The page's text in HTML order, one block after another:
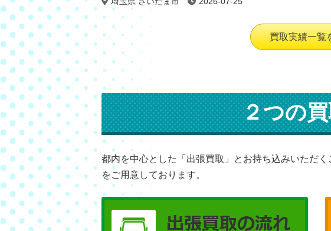
買取実績一覧
２つの
都内を中心とした「出張買取」とお持ち込みいただ
をご用意しております。